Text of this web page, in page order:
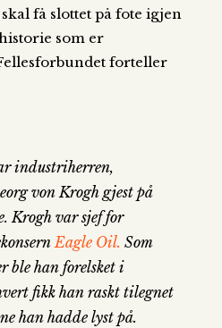
få slottet på fote igjen
som er
forteller
industriherren,
von Krogh gjest på
Krogh var sjef for
Eagle Oil. Som
ble han forelsket i
fikk han raskt tilegnet
han hadde lyst på.